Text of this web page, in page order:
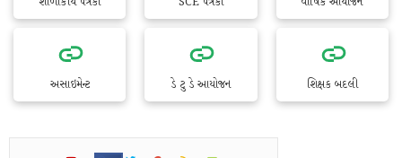
અસાઇમેન્ટ ડે ટુ ડે આયોજન શિક્ષક બદલી